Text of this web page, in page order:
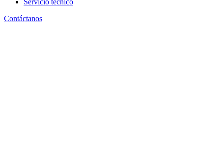
Servicio técnico
Contáctanos